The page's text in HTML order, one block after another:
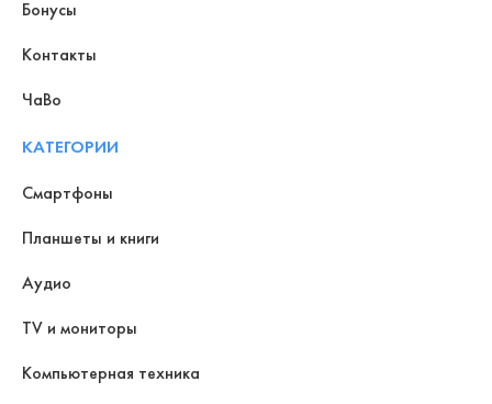
Бонусы
Контакты
ЧаВо
КАТЕГОРИИ
Смартфоны
Планшеты и книги
Аудио
TV и мониторы
Компьютерная техника